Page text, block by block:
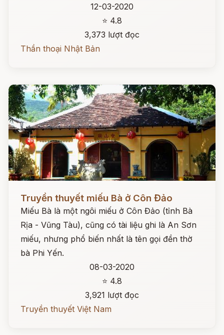
12-03-2020
⭐ 4.8
3,373 lượt đọc
Thần thoại Nhật Bản
Đọc ngay
Truyền thuyết miếu Bà ở Côn Đảo
Miếu Bà là một ngôi miếu ở Côn Đảo (tỉnh Bà
Rịa - Vũng Tàu), cũng có tài liệu ghi là An Sơn
miếu, nhưng phổ biến nhất là tên gọi đền thờ
bà Phi Yến.
08-03-2020
⭐ 4.8
3,921 lượt đọc
Truyền thuyết Việt Nam